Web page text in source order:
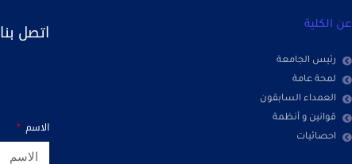
عن الكلية
رئيس الجامعة
لمحة عامة
العمداء السابقون
قوانين و أنظمة
احصائيات
اتصل بنا
الاسم